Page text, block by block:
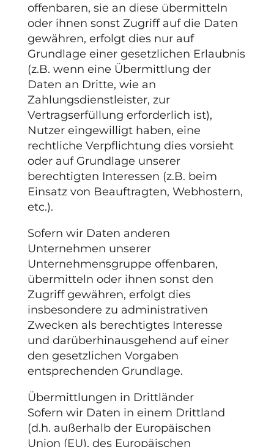
offenbaren, sie an diese übermitteln
oder ihnen sonst Zugriff auf die Daten
gewähren, erfolgt dies nur auf
Grundlage einer gesetzlichen Erlaubnis
(z.B. wenn eine Übermittlung der
Daten an Dritte, wie an
Zahlungsdienstleister, zur
Vertragserfüllung erforderlich ist),
Nutzer eingewilligt haben, eine
rechtliche Verpflichtung dies vorsieht
oder auf Grundlage unserer
berechtigten Interessen (z.B. beim
Einsatz von Beauftragten, Webhostern,
etc.).
Sofern wir Daten anderen
Unternehmen unserer
Unternehmensgruppe offenbaren,
übermitteln oder ihnen sonst den
Zugriff gewähren, erfolgt dies
insbesondere zu administrativen
Zwecken als berechtigtes Interesse
und darüberhinausgehend auf einer
den gesetzlichen Vorgaben
entsprechenden Grundlage.
Übermittlungen in Drittländer
Sofern wir Daten in einem Drittland
(d.h. außerhalb der Europäischen
Union (EU), des Europäischen